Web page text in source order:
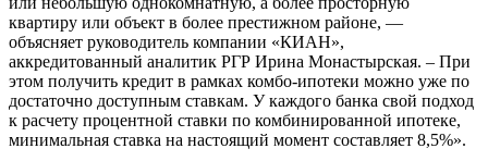
квартиру или объект в более престижном районе, —
объясняет руководитель компании «КИАН»,
аккредитованный аналитик РГР Ирина Монастырская. – При
этом получить кредит в рамках комбо-ипотеки можно уже по
достаточно доступным ставкам. У каждого банка свой подход
к расчету процентной ставки по комбинированной ипотеке,
минимальная ставка на настоящий момент составляет 8,5%».